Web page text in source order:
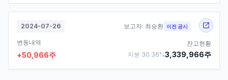
2024-07-26 보고자: 최승환 이전 공시
변동내역
+50,966주
잔고현황
지분 30.36%3,339,966주